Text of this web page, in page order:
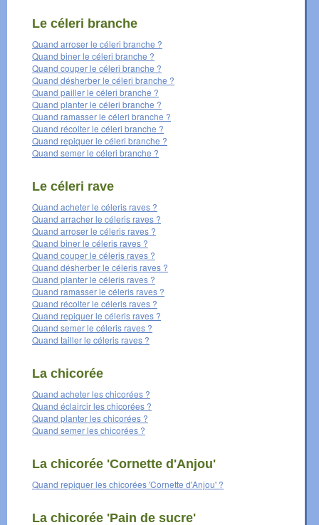
Le céleri branche
Quand arroser le céleri branche ?
Quand biner le céleri branche ?
Quand couper le céleri branche ?
Quand désherber le céleri branche ?
Quand pailler le céleri branche ?
Quand planter le céleri branche ?
Quand ramasser le céleri branche ?
Quand récolter le céleri branche ?
Quand repiquer le céleri branche ?
Quand semer le céleri branche ?
Le céleri rave
Quand acheter le céleris raves ?
Quand arracher le céleris raves ?
Quand arroser le céleris raves ?
Quand biner le céleris raves ?
Quand couper le céleris raves ?
Quand désherber le céleris raves ?
Quand planter le céleris raves ?
Quand ramasser le céleris raves ?
Quand récolter le céleris raves ?
Quand repiquer le céleris raves ?
Quand semer le céleris raves ?
Quand tailler le céleris raves ?
La chicorée
Quand acheter les chicorées ?
Quand éclaircir les chicorées ?
Quand planter les chicorées ?
Quand semer les chicorées ?
La chicorée 'Cornette d'Anjou'
Quand repiquer les chicorées 'Cornette d'Anjou' ?
La chicorée 'Pain de sucre'